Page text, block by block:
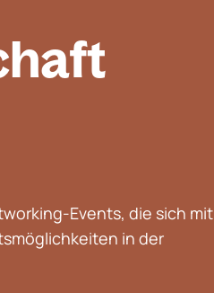
Events, die sich mit
in der